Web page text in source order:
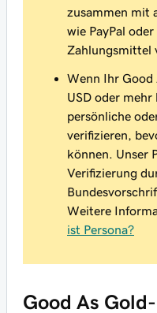
zusammen mit
wie PayPal
Zahlungsmittel
Wenn Ihr
USD oder
persönliche
verifizieren,
können. Unser
Verifizierung
Weitere
ist Persona?
Good As